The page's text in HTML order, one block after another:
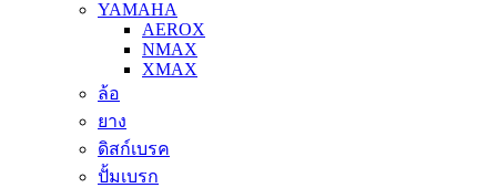
YAMAHA
AEROX
NMAX
XMAX
ล้อ
ยาง
ดิสก์เบรค
ปั้มเบรก